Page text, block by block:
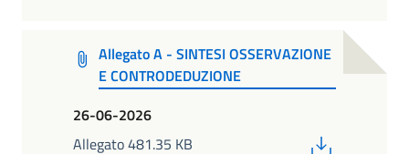
Allegato A - SINTESI OSSERVAZIONE
E CONTRODEDUZIONE
26-06-2026
Allegato 481.35 KB